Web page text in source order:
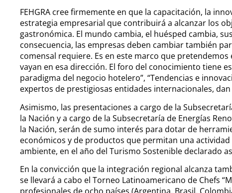
FEHGRA cree firmemente en que la capacitación, la
estrategia empresarial que contribuirá a alcanzar los
gastronómica. El mundo cambia, el huésped cambia,
consecuencia, las empresas deben cambiar también
comensal requiere. Es en este marco que
vayan en esa dirección. El foro del conocimiento tiene
paradigma del negocio hotelero”, “Tendencias e
expertos de prestigiosas entidades internacionales,
Asimismo, las presentaciones a cargo de la
la Nación y a cargo de la Subsecretaría de Energías
la Nación, serán de sumo interés para dotar de
económicos y de productos que permitan una
ambiente, en el año del Turismo Sostenible declarado
En la convicción que la integración regional alcanza
se llevará a cabo el Torneo Latinoamericano de Chefs